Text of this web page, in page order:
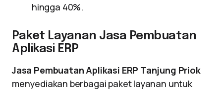
hingga 40%.
Paket Layanan Jasa Pembuatan
Aplikasi ERP
Jasa Pembuatan Aplikasi ERP Tanjung Priok
menyediakan berbagai paket layanan untuk